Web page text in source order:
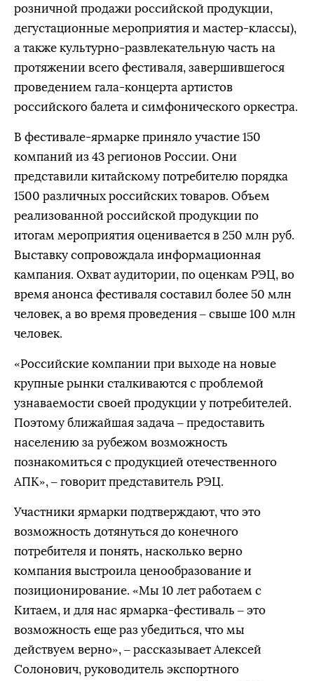
розничной продажи российской продукции,
дегустационные мероприятия и мастер-классы),
а также культурно-развлекательную часть на
протяжении всего фестиваля, завершившегося
проведением гала-концерта артистов
российского балета и симфонического оркестра.
В фестивале-ярмарке приняло участие 150
компаний из 43 регионов России. Они
представили китайскому потребителю порядка
1500 различных российских товаров. Объем
реализованной российской продукции по
итогам мероприятия оценивается в 250 млн руб.
Выставку сопровождала информационная
кампания. Охват аудитории, по оценкам РЭЦ, во
время анонса фестиваля составил более 50 млн
человек, а во время проведения – свыше 100 млн
человек.
«Российские компании при выходе на новые
крупные рынки сталкиваются с проблемой
узнаваемости своей продукции у потребителей.
Поэтому ближайшая задача – предоставить
населению за рубежом возможность
познакомиться с продукцией отечественного
АПК», – говорит представитель РЭЦ.
Участники ярмарки подтверждают, что это
возможность дотянуться до конечного
потребителя и понять, насколько верно
компания выстроила ценообразование и
позиционирование. «Мы 10 лет работаем с
Китаем, и для нас ярмарка-фестиваль – это
возможность еще раз убедиться, что мы
действуем верно», – рассказывает Алексей
Солонович, руководитель экспортного